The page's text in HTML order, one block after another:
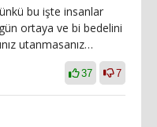
bu işte insanlar
gün ortaya ve bi bedelini
utanmasanız…
37 7